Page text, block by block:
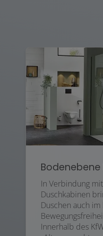
Bodenebene
In Verbindung
Duschkabinen
Duschen auch
Innerhalb des